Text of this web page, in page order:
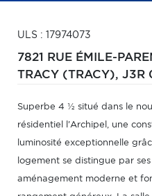
ULS : 17974073
7821 RUE ÉMILE-
TRACY (TRACY), J3R
Superbe 4 ½ situé dans le
résidentiel l'Archipel, une
luminosité exceptionnelle
logement se distingue par
aménagement moderne et